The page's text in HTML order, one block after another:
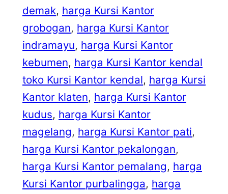
demak, harga Kursi Kantor
grobogan, harga Kursi Kantor
indramayu, harga Kursi Kantor
kebumen, harga Kursi Kantor kendal
toko Kursi Kantor kendal, harga Kursi
Kantor klaten, harga Kursi Kantor
kudus, harga Kursi Kantor
magelang, harga Kursi Kantor pati
harga Kursi Kantor pekalongan
harga Kursi Kantor pemalang, harga
Kursi Kantor purbalingga, harga